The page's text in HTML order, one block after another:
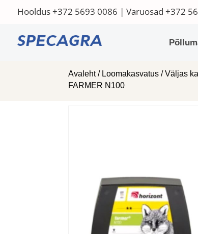
Hooldus+372 5693 0086 | Varuosad +372
Avaleht/ Loomakasvatus /Väljas
FARMER N100